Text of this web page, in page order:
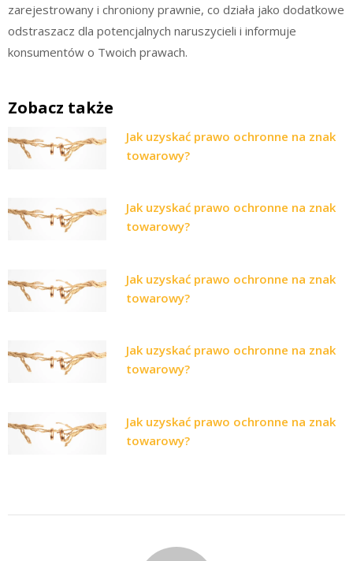
zarejestrowany i chroniony prawnie, co działa jako dodatkowe
odstraszacz dla potencjalnych naruszycieli i informuje
konsumentów o Twoich prawach.
Zobacz także
Jak uzyskać prawo ochronne na znak
towarowy?
Jak uzyskać prawo ochronne na znak
towarowy?
Jak uzyskać prawo ochronne na znak
towarowy?
Jak uzyskać prawo ochronne na znak
towarowy?
Jak uzyskać prawo ochronne na znak
towarowy?